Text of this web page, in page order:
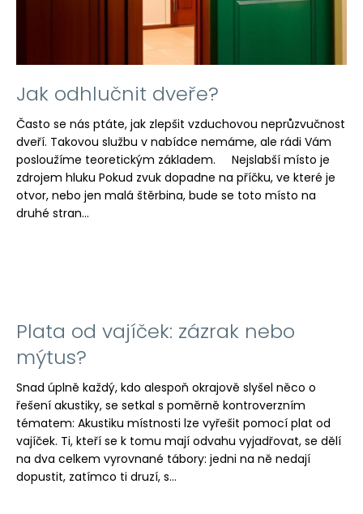
Jak odhlučnit dveře?
Často se nás ptáte, jak zlepšit vzduchovou neprůzvučnost
dveří. Takovou službu v nabídce nemáme, ale rádi Vám
posloužíme teoretickým základem. Nejslabší místo je
zdrojem hluku Pokud zvuk dopadne na příčku, ve které je
otvor, nebo jen malá štěrbina, bude se toto místo na
druhé stran...
Plata od vajíček: zázrak nebo
mýtus?
Snad úplně každý, kdo alespoň okrajově slyšel něco o
řešení akustiky, se setkal s poměrně kontroverzním
tématem: Akustiku místnosti lze vyřešit pomocí plat od
vajíček. Ti, kteří se k tomu mají odvahu vyjadřovat, se dělí
na dva celkem vyrovnané tábory: jedni na ně nedají
dopustit, zatímco ti druzí, s...
í
t
?
HLEDAT
r
u
č
u
j
e
m
e